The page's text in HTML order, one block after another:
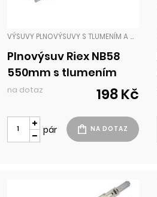
VÝSUVY PLNOVÝSUVY S TLUMENÍM A DOTAHEM
Plnovýsuv Riex NB58
550mm s tlumením
35kg H45 chrom
na dotaz 198 Kč
pár